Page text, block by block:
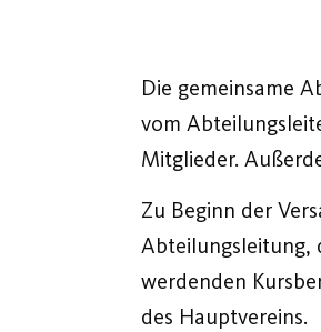
Die gemeinsame
vom
Mitglieder.
Zu Beginn der
Abteilungsleitung,
werdenden
des Hauptvereins.